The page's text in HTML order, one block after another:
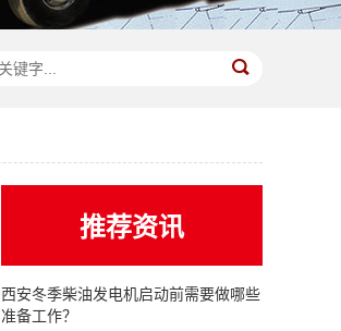
推荐资讯
西安冬季柴油发电机启动前需要做哪些
准备工作？